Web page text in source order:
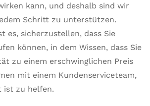
kann, und deshalb sind wir
Schritt zu unterstützen.
es, sicherzustellen, dass Sie
können, in dem Wissen, dass Sie
zu einem erschwinglichen Preis
mit einem Kundenserviceteam,
ist zu helfen.